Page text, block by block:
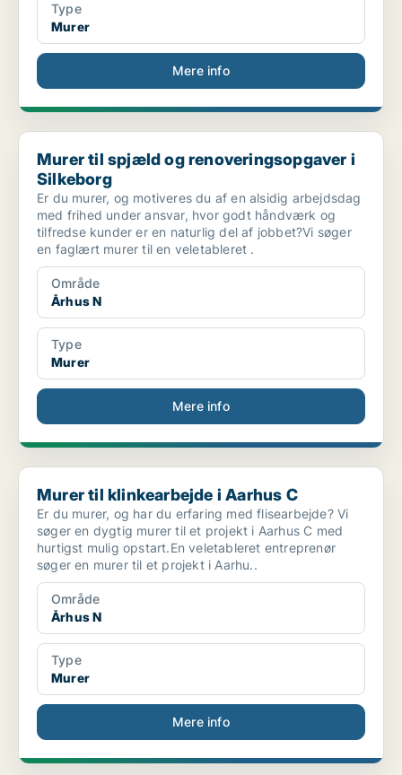
Type
Murer
Mere info
Murer til spjæld og renoveringsopgaver i Silkeborg
Murer til spjæld og renoveringsopgaver i
Silkeborg
Er du murer, og motiveres du af en alsidig arbejdsdag
med frihed under ansvar, hvor godt håndværk og
tilfredse kunder er en naturlig del af jobbet?Vi søger
en faglært murer til en veletableret .
Område
Århus N
Type
Murer
Mere info
Murer til klinkearbejde i Aarhus C
Murer til klinkearbejde i Aarhus C
Er du murer, og har du erfaring med flisearbejde? Vi
søger en dygtig murer til et projekt i Aarhus C med
hurtigst mulig opstart.En veletableret entreprenør
søger en murer til et projekt i Aarhu..
Område
Århus N
Type
Murer
Mere info